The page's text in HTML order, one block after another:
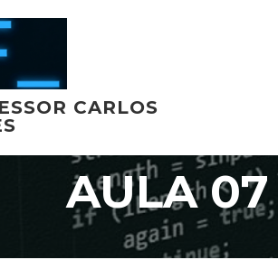
CARLOS
AULA 07